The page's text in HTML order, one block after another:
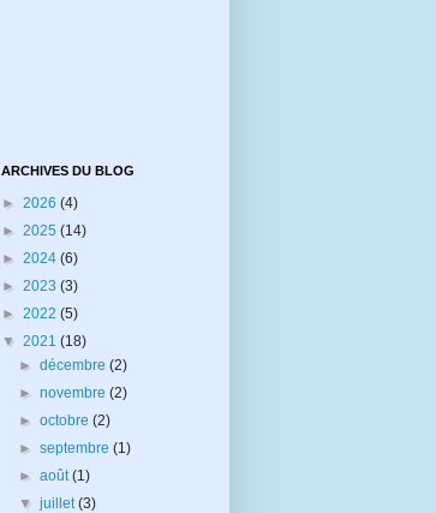
ARCHIVES DU BLOG
► 2026 (4)
► 2025 (14)
► 2024 (6)
► 2023 (3)
► 2022 (5)
▼ 2021 (18)
►décembre(2)
►novembre(2)
►octobre(2)
►septembre(1)
►août(1)
▼juillet(3)